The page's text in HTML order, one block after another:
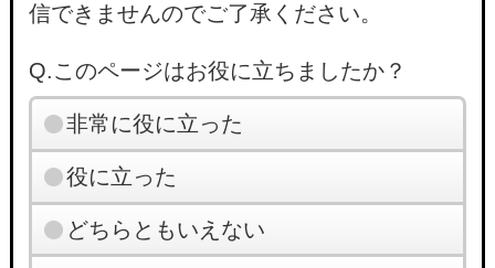
信できませんのでご了承ください。
Q.このページはお役に立ちましたか？
非常に役に立った
役に立った
どちらともいえない